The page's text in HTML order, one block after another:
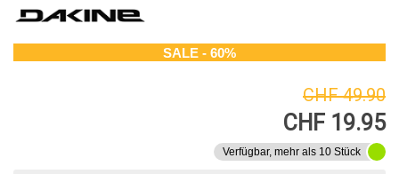
SALE - 60%
CHF 49.90
CHF 19.95
Verfügbar, mehr als 10 Stück